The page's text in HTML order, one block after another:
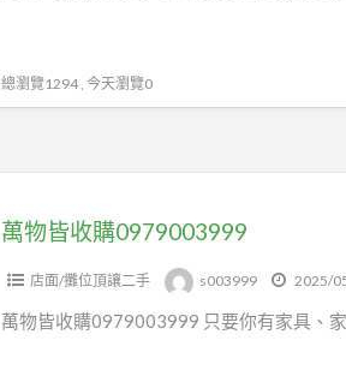
總瀏覽1294 , 今天瀏覽0
萬物皆收購0979003999
店面/攤位頂讓二手 s003999 2025/
萬物皆收購0979003999 只要你有家具、